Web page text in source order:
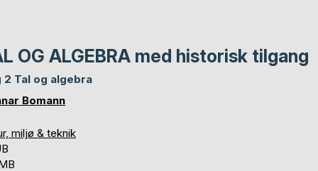
OG ALGEBRA med historisk tilgang
2 Tal og algebra
Bomann
miljø & teknik